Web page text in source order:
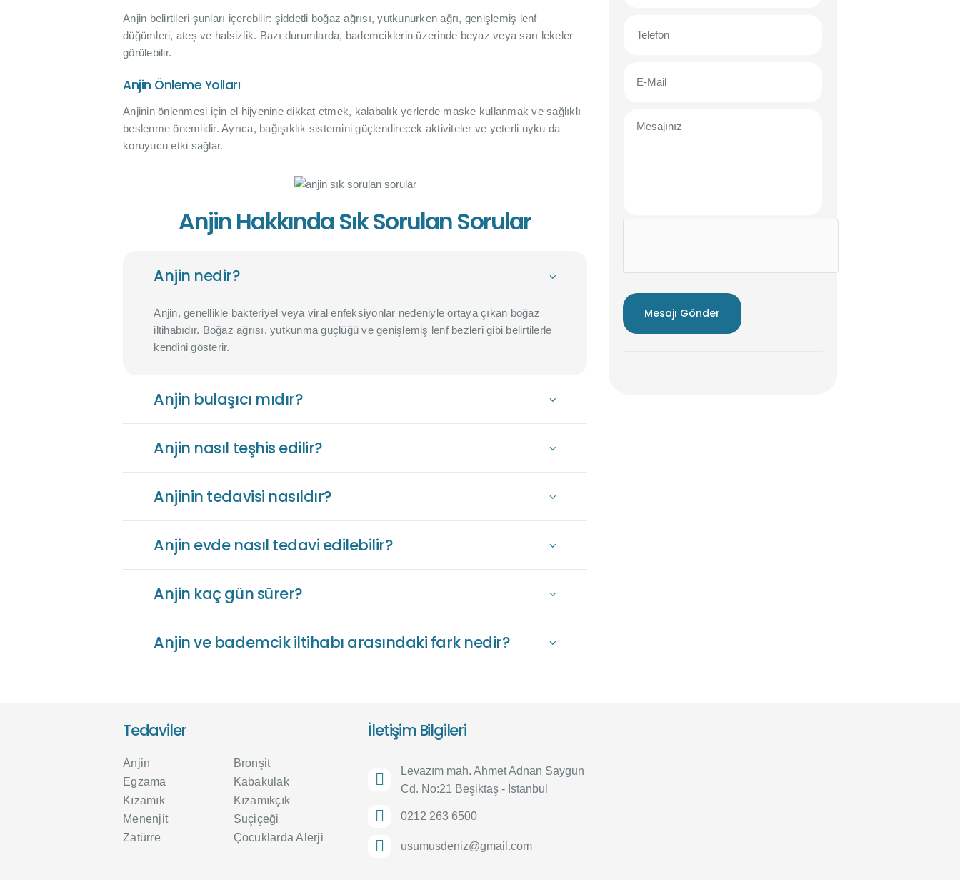
Anjin belirtileri şunları içerebilir: şiddetli boğaz ağrısı, yutkunurken ağrı, genişlemiş lenf
düğümleri, ateş ve halsizlik. Bazı durumlarda, bademciklerin üzerinde beyaz veya sarı lekeler
görülebilir.
Anjin Önleme Yolları
Anjinin önlenmesi için el hijyenine dikkat etmek, kalabalık yerlerde maske kullanmak ve sağlıklı
beslenme önemlidir. Ayrıca, bağışıklık sistemini güçlendirecek aktiviteler ve yeterli uyku da
koruyucu etki sağlar.
Anjin Hakkında Sık Sorulan Sorular
Anjin nedir?
Anjin, genellikle bakteriyel veya viral enfeksiyonlar nedeniyle ortaya çıkan boğaz
iltihabıdır. Boğaz ağrısı, yutkunma güçlüğü ve genişlemiş lenf bezleri gibi belirtilerle
kendini gösterir.
Anjin bulaşıcı mıdır?
Anjin nasıl teşhis edilir?
Anjinin tedavisi nasıldır?
Anjin evde nasıl tedavi edilebilir?
Anjin kaç gün sürer?
Anjin ve bademcik iltihabı arasındaki fark nedir?
Tedaviler
Anjin
Bronşit
Egzama
Kabakulak
Kızamık
Kızamıkçık
Menenjit
Suçiçeği
Zatürre
Çocuklarda Alerji
İletişim Bilgileri
Levazım mah. Ahmet Adnan Saygun
Cd. No:21 Beşiktaş - İstanbul
0212 263 6500
usumusdeniz@gmail.com